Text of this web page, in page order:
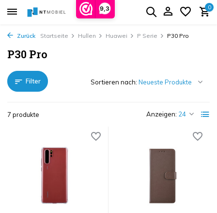
9,3 0
Zurück Startseite Hullen Huawei P Serie P30 Pro
P30 Pro
Filter
7 produkte Anzeigen:
Sortieren nach: